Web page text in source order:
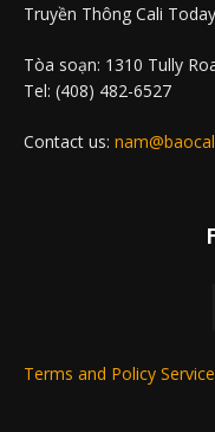
Truyền Thông Cali Today
Tòa soạn: 1310 Tully
Tel: (408) 482-6527
Contact us:
Terms and Policy